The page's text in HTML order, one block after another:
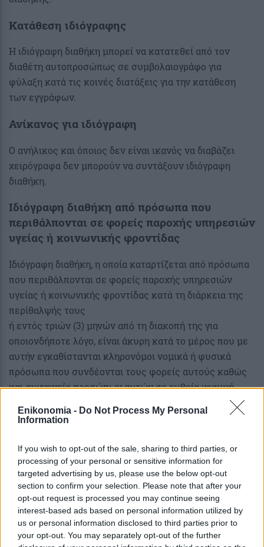
Enikonomia - Do Not Process My Personal
Information
If you wish to opt-out of the sale, sharing to third parties, or
processing of your personal or sensitive information for
targeted advertising by us, please use the below opt-out
section to confirm your selection. Please note that after your
opt-out request is processed you may continue seeing
interest-based ads based on personal information utilized by
us or personal information disclosed to third parties prior to
your opt-out. You may separately opt-out of the further
Κατάθεση ιδιόγραφης
Η ιδιόγραφη διαθήκη μπορεί να κατατεθεί από τον
διαθέτη αυτοπροσώπως σε συμβολαιογράφο για
φύλαξη κατά τις κοινές διατάξεις για την κατάθεση
των εγγράφων.
Ανίκανος για ιδιόγραφη
Ο ανήλικος και όποιος δεν είναι ικανός να διαβάζει
χειρόγραφα δεν μπορούν να συντάξουν ιδιόγραφη
διαθήκη.
Ιδιόγραφη διαθήκη από πρόσωπα που
περιθάλπονται σε φορείς παροχής υπηρεσιών
υγείας ή κοινωνικής φροντίδας
Ιδιόγραφη διαθήκη, η οποία καταρτίζεται από πρόσωπα
που περιθάλπονται σε φορείς παροχής υπηρεσιών
υγείας ή κοινωνικής φροντίδας κατά τη διάρκεια της
περίθαλψής τους
ή εντός τριών (3) μηνών από τη διακοπή της για
οποιονδήποτε λόγο, είναι άκυρη κατά το μέρος που με
αυτήν εγκαθίστανται κληρονόμοι νομικά ή φυσικά
πρόσωπα που συνδέονται τους φορείς αυτούς καθώς
και συγγενείς προσώπων αυτών σε ευθεία γραμμή
απεριόριστα ή έως τον τρίτο βαθμό σε πλάγια γραμμή
εξ αίματος ή εξ αγχιστείας ή ο σύζυγος σύντροφος με
που θα περιλαμβάνονταν στους εξ αδιαθέτου
κληρονόμους.
Δημόσια διαθήκη
Η δημόσια διαθήκη συντάσσεται με δήλωση από τον
διαθέτη της τελευταίας του βούλησης ενώπιον